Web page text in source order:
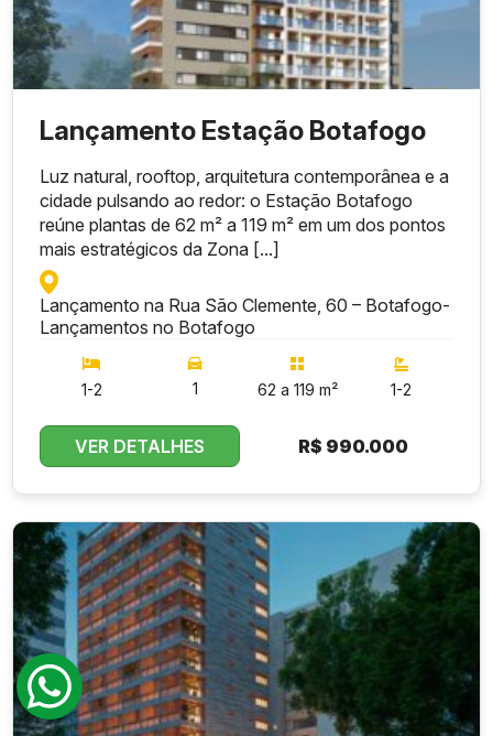
Lançamento Estação Botafogo
Luz natural, rooftop, arquitetura contemporânea e a
cidade pulsando ao redor: o Estação Botafogo
reúne plantas de 62 m² a 119 m² em um dos pontos
mais estratégicos da Zona [...]
Lançamento na Rua São Clemente, 60 – Botafogo-
Lançamentos no Botafogo
1-2 1 62 a 119 m² 1-2
VER DETALHES R$ 990.000